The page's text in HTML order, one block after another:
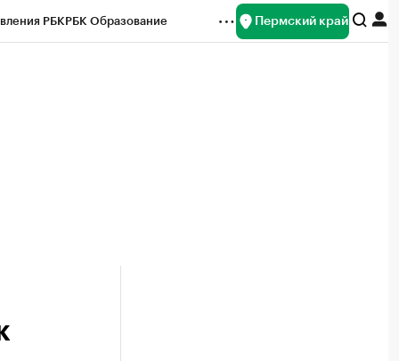
РБКРБК Образование Пермский край